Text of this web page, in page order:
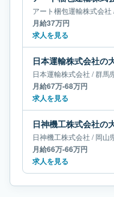
アート梱包運輸株式会社
月給37万円
求人を見る
日本運輸株式会社 /群馬
月給67万-68万円
求人を見る
日神機工株式会社 /岡山
月給66万-66万円
求人を見る